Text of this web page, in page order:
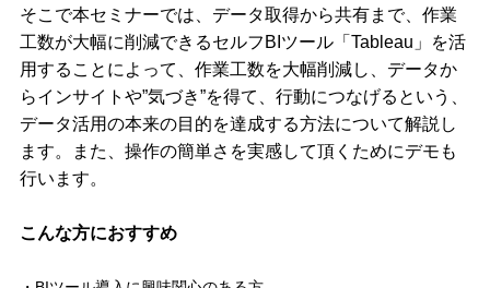
そこで本セミナーでは、データ取得から共有まで、作業
工数が大幅に削減できるセルフBIツール「Tableau」を活
用することによって、作業工数を大幅削減し、データか
らインサイトや”気づき”を得て、行動につなげるという、
データ活用の本来の目的を達成する方法について解説し
ます。また、操作の簡単さを実感して頂くためにデモも
行います。
こんな方におすすめ